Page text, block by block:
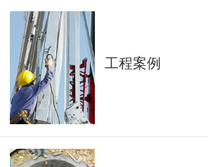
工程案例